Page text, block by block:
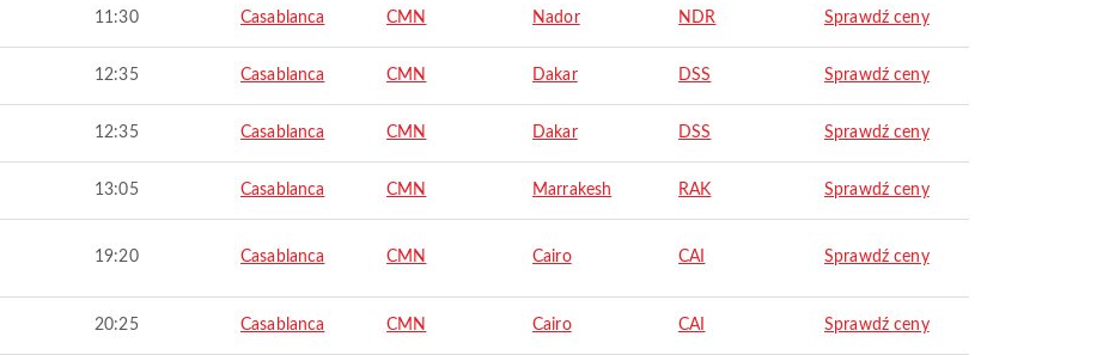
11:30 Casablanca CMN Nador NDR Sprawdź ceny
12:35 Casablanca CMN Dakar DSS Sprawdź ceny
12:35 Casablanca CMN Dakar DSS Sprawdź ceny
13:05 Casablanca CMN Marrakesh RAK Sprawdź ceny
19:20 Casablanca CMN Cairo CAI Sprawdź ceny
20:25 Casablanca CMN Cairo CAI Sprawdź ceny